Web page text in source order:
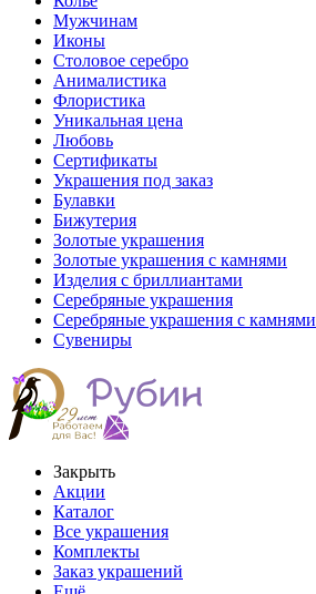
Мужчинам
Иконы
Столовое серебро
Анималистика
Флористика
Уникальная цена
Любовь
Сертификаты
Украшения под заказ
Булавки
Бижутерия
Золотые украшения
Золотые украшения с камнями
Изделия с бриллиантами
Серебряные украшения
Серебряные украшения с камнями
Сувениры
Закрыть
Акции
Каталог
Все украшения
Комплекты
Заказ украшений